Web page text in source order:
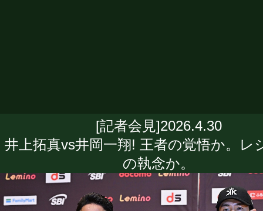
[記者会見]2026.4.30
井上拓真vs井岡一翔! 王者の覚悟か。レ
の執念か。